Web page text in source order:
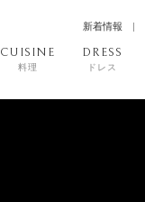
新着情報
CUISINE
料理
DRESS
ドレス